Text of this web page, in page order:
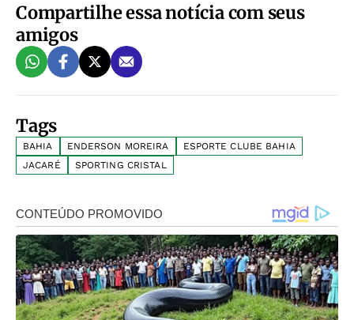
Compartilhe essa notícia com seus
amigos
Tags
BAHIA ENDERSON MOREIRA
ESPORTE CLUBE BAHIA
JACARÉ
SPORTING CRISTAL